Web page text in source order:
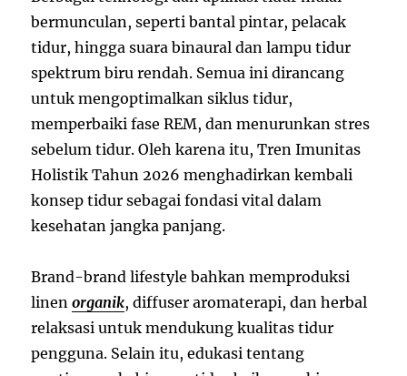
bermunculan, seperti bantal pintar, pelacak
tidur, hingga suara binaural dan lampu tidur
spektrum biru rendah. Semua ini dirancang
untuk mengoptimalkan siklus tidur,
memperbaiki fase REM, dan menurunkan stres
sebelum tidur. Oleh karena itu, Tren Imunitas
Holistik Tahun 2026 menghadirkan kembali
konsep tidur sebagai fondasi vital dalam
kesehatan jangka panjang.
Brand-brand lifestyle bahkan memproduksi
linenorganik, diffuser aromaterapi, dan herbal
relaksasi untuk mendukung kualitas tidur
pengguna. Selain itu, edukasi tentang